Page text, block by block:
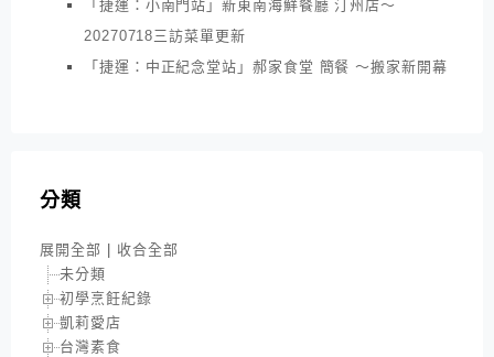
「捷運：小南門站」新東南海鮮餐廳 汀州店～
20270718三訪菜單更新
「捷運：中正紀念堂站」郝家食堂 簡餐 ～搬家新開幕
分類
展開全部
收合全部
未分類
初學烹飪紀錄
凱莉愛店
台灣素食